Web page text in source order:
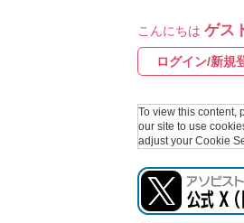
プロジェクトアイマス ヴイ
テイルズ オブ シリーズ
こんにちは ゲス
ログイン/新規
To view this content,
our site to use
adjust your Cookie